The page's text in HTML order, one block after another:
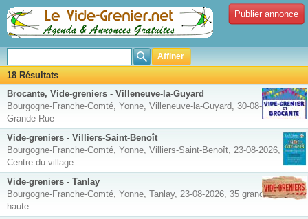
Publier annonce
Affiner
18 Résultats
Brocante, Vide-greniers - Villeneuve-la-Guyard
Bourgogne-Franche-Comté, Yonne, Villeneuve-la-Guyard, 30-08-2026,
Grande Rue
Vide-greniers - Villiers-Saint-Benoît
Bourgogne-Franche-Comté, Yonne, Villiers-Saint-Benoît, 23-08-2026,
Centre du village
Vide-greniers - Tanlay
Bourgogne-Franche-Comté, Yonne, Tanlay, 23-08-2026, 35 grande rue
haute